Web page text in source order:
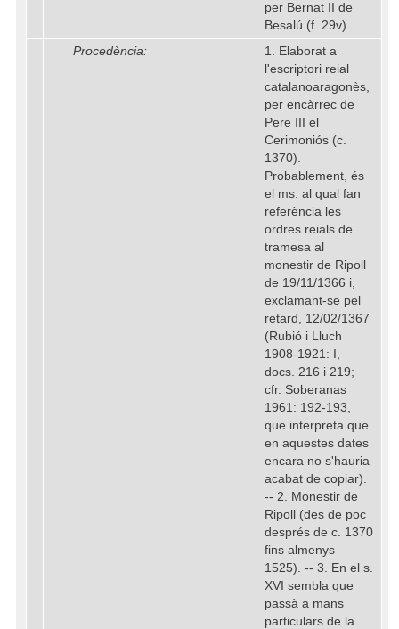
per Bernat II de
Besalú (f. 29v).
Procedència:
1. Elaborat a
l'escriptori reial
catalanoaragonès,
per encàrrec de
Pere III el
Cerimoniós (c.
1370).
Probablement, és
el ms. al qual fan
referència les
ordres reials de
tramesa al
monestir de Ripoll
de 19/11/1366 i,
exclamant-se pel
retard, 12/02/1367
(Rubió i Lluch
1908-1921: I,
docs. 216 i 219;
cfr. Soberanas
1961: 192-193,
que interpreta que
en aquestes dates
encara no s'hauria
acabat de copiar).
-- 2. Monestir de
Ripoll (des de poc
després de c. 1370
fins almenys
1525). -- 3. En el s.
XVI sembla que
passà a mans
particulars de la